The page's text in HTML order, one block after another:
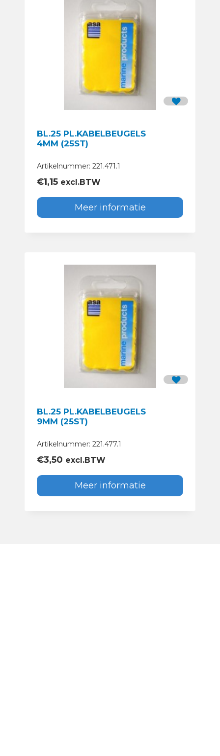
BL.25 PL.KABELBEUGELS
4MM (25ST)
Artikelnummer: 221.471.1
€1,15 excl.BTW
Meer informatie
BL.25 PL.KABELBEUGELS
9MM (25ST)
Artikelnummer: 221.477.1
€3,50 excl.BTW
Meer informatie